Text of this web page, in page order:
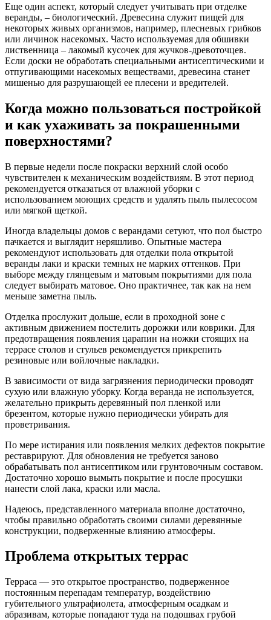
Еще один аспект, который следует учитывать при отделке
веранды, – биологический. Древесина служит пищей для
некоторых живых организмов, например, плесневых грибков
или личинок насекомых. Часто используемая для обшивки
лиственница – лакомый кусочек для жучков-древоточцев.
Если доски не обработать специальными антисептическими и
отпугивающими насекомых веществами, древесина станет
мишенью для разрушающей ее плесени и вредителей.
Когда можно пользоваться постройкой
и как ухаживать за покрашенными
поверхностями?
В первые недели после покраски верхний слой особо
чувствителен к механическим воздействиям. В этот период
рекомендуется отказаться от влажной уборки с
использованием моющих средств и удалять пыль пылесосом
или мягкой щеткой.
Иногда владельцы домов с верандами сетуют, что пол быстро
пачкается и выглядит неряшливо. Опытные мастера
рекомендуют использовать для отделки пола открытой
веранды лаки и краски темных не марких оттенков. При
выборе между глянцевым и матовым покрытиями для пола
следует выбирать матовое. Оно практичнее, так как на нем
меньше заметна пыль.
Отделка прослужит дольше, если в проходной зоне с
активным движением постелить дорожки или коврики. Для
предотвращения появления царапин на ножки стоящих на
террасе столов и стульев рекомендуется прикрепить
резиновые или войлочные накладки.
В зависимости от вида загрязнения периодически проводят
сухую или влажную уборку. Когда веранда не используется,
желательно прикрыть деревянный пол пленкой или
брезентом, которые нужно периодически убирать для
проветривания.
По мере истирания или появления мелких дефектов покрытие
реставрируют. Для обновления не требуется заново
обрабатывать пол антисептиком или грунтовочным составом.
Достаточно хорошо вымыть покрытие и после просушки
нанести слой лака, краски или масла.
Надеюсь, представленного материала вполне достаточно,
чтобы правильно обработать своими силами деревянные
конструкции, подверженные влиянию атмосферы.
Проблема открытых террас
Терраса — это открытое пространство, подверженное
постоянным перепадам температур, воздействию
губительного ультрафиолета, атмосферным осадкам и
абразивам, которые попадают туда на подошвах грубой